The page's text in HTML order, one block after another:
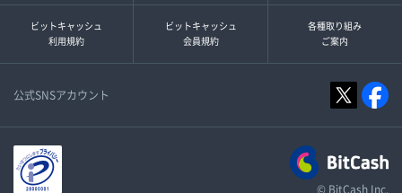
ビットキャッシュ
利用規約
ビットキャッシュ
会員規約
各種取り組み
ご案内
公式SNSアカウント
© BitCash Inc.